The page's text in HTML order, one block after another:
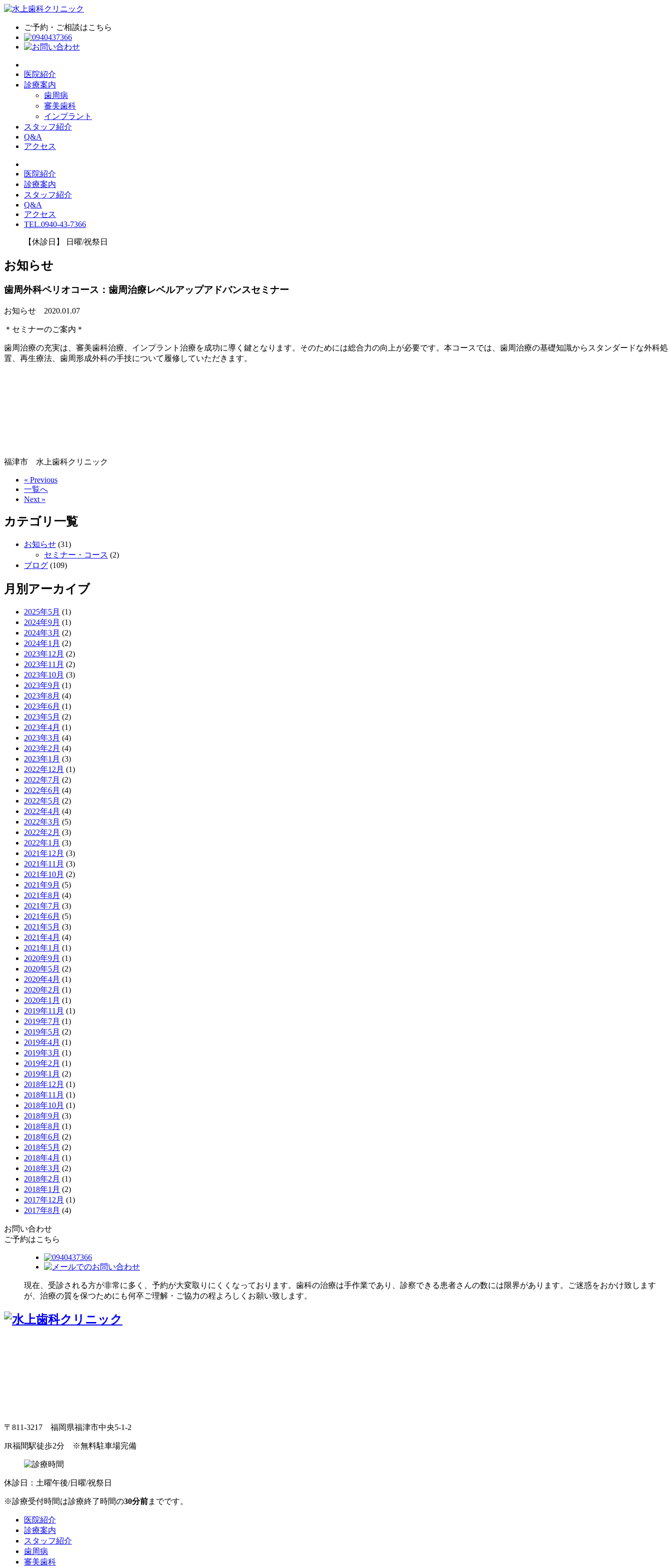
ご予約・ご相談はこちら
医院紹介
診療案内
歯周病
審美歯科
インプラント
スタッフ紹介
Q&A
アクセス
医院紹介
診療案内
スタッフ紹介
Q&A
アクセス
TEL.0940-43-7366
【休診日】 日曜/祝祭日
お知らせ
歯周外科ペリオコース：歯周治療レベルアップアドバンスセミナー
お知らせ 2020.01.07
＊セミナーのご案内＊
歯周治療の充実は、審美歯科治療、インプラント治療を成功に導く鍵となります。そのためには総合力の向上が必要です。本コースでは、歯周治療の基礎知識からスタンダードな外科処
置、再生療法、歯周形成外科の手技について履修していただきます。
福津市 水上歯科クリニック
« Previous
一覧へ
Next »
カテゴリ一覧
お知らせ (31)
セミナー・コース (2)
ブログ (109)
月別アーカイブ
2025年5月 (1)
2024年9月 (1)
2024年3月 (2)
2024年1月 (2)
2023年12月 (2)
2023年11月 (2)
2023年10月 (3)
2023年9月 (1)
2023年8月 (4)
2023年6月 (1)
2023年5月 (2)
2023年4月 (1)
2023年3月 (4)
2023年2月 (4)
2023年1月 (3)
2022年12月 (1)
2022年7月 (2)
2022年6月 (4)
2022年5月 (2)
2022年4月 (4)
2022年3月 (5)
2022年2月 (3)
2022年1月 (3)
2021年12月 (3)
2021年11月 (3)
2021年10月 (2)
2021年9月 (5)
2021年8月 (4)
2021年7月 (3)
2021年6月 (5)
2021年5月 (3)
2021年4月 (4)
2021年1月 (1)
2020年9月 (1)
2020年5月 (2)
2020年4月 (1)
2020年2月 (1)
2020年1月 (1)
2019年11月 (1)
2019年7月 (1)
2019年5月 (2)
2019年4月 (1)
2019年3月 (1)
2019年2月 (1)
2019年1月 (2)
2018年12月 (1)
2018年11月 (1)
2018年10月 (1)
2018年9月 (3)
2018年8月 (1)
2018年6月 (2)
2018年5月 (2)
2018年4月 (1)
2018年3月 (2)
2018年2月 (1)
2018年1月 (2)
2017年12月 (1)
2017年8月 (4)
お問い合わせ
ご予約はこちら
現在、受診される方が非常に多く、予約が大変取りにくくなっております。歯科の治療は手作業であり、診察できる患者さんの数には限界があります。ご迷惑をおかけ致します
が、治療の質を保つためにも何卒ご理解・ご協力の程よろしくお願い致します。
〒811-3217 福岡県福津市中央5-1-2
JR福間駅徒歩2分 ※無料駐車場完備
休診日：土曜午後/日曜/祝祭日
※診療受付時間は診療終了時間の30分前までです。
医院紹介
診療案内
スタッフ紹介
歯周病
審美歯科